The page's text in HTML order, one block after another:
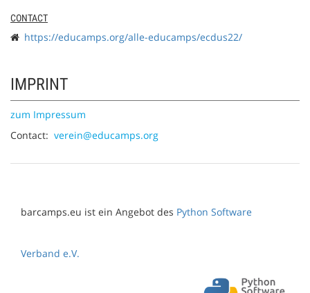
CONTACT
https://educamps.org/alle-educamps/ecdus22/
IMPRINT
zum Impressum
Contact: verein@educamps.org
barcamps.eu ist ein Angebot des Python Software
Verband e.V.